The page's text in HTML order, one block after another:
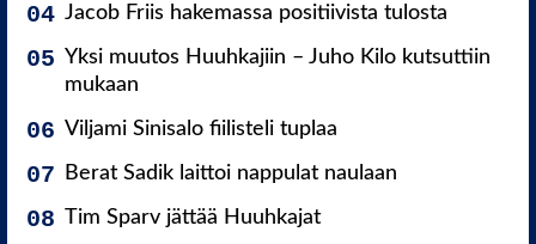
Jacob Friis hakemassa positiivista tulosta
Yksi muutos Huuhkajiin – Juho Kilo kutsuttiin
mukaan
Viljami Sinisalo fiilisteli tuplaa
Berat Sadik laittoi nappulat naulaan
Tim Sparv jättää Huuhkajat